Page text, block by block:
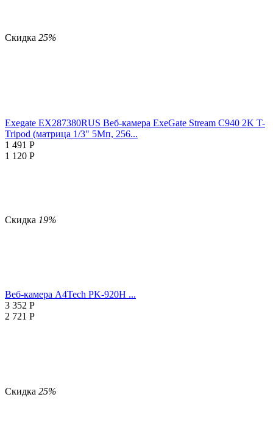
Скидка 25%
Exegate EX287380RUS Веб-камера ExeGate Stream C940 2K T-
Tripod (матрица 1/3" 5Мп, 256...
1 491 Р
1 120 Р
Скидка 19%
Веб-камера A4Tech PK-920H ...
3 352 Р
2 721 Р
Скидка 25%